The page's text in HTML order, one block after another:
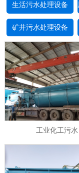
生活污水处理设备
矿井污水处理设备
工业化工污水